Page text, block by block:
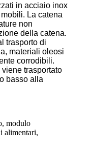
in acciaio inox
La catena
non
della catena.
trasporto di
materiali oleosi
corrodibili.
trasportato
basso alla